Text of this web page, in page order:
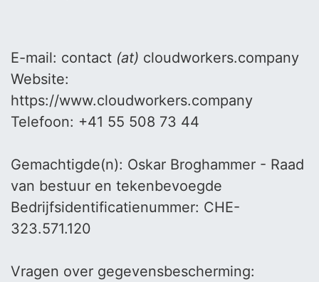
E-mail: contact (at) cloudworkers.company
Website:
https://www.cloudworkers.company
Telefoon: +41 55 508 73 44
Gemachtigde(n): Oskar Broghammer - Raad
van bestuur en tekenbevoegde
Bedrijfsidentificatienummer: CHE-
323.571.120
Vragen over gegevensbescherming: